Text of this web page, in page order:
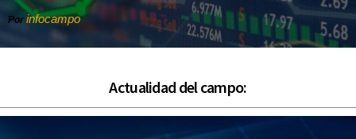
Por infocampo
Actualidad del campo: